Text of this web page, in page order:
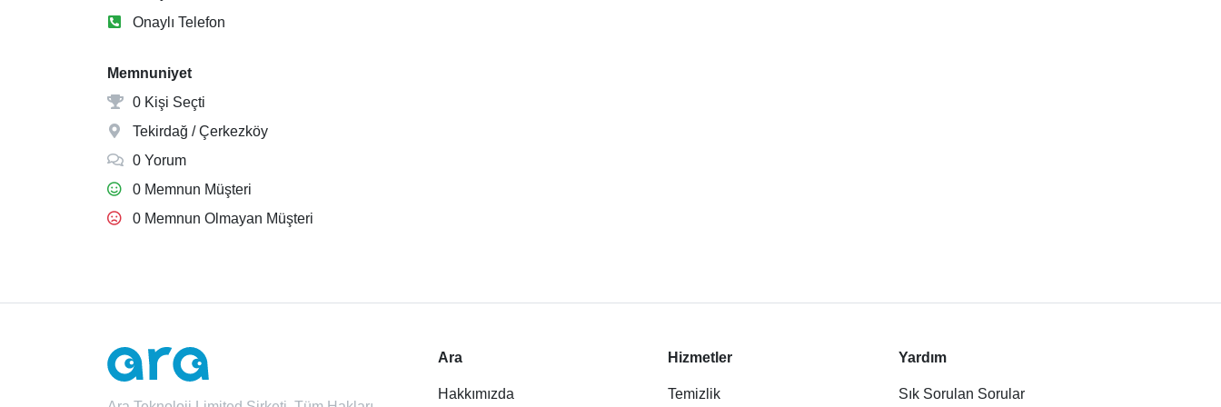
Onaylı Telefon
Memnuniyet
0 Kişi Seçti
Tekirdağ / Çerkezköy
0 Yorum
0 Memnun Müşteri
0 Memnun Olmayan Müşteri
Ara
Hakkımızda
Hizmetler
Temizlik
Yardım
Sık Sorulan Sorular